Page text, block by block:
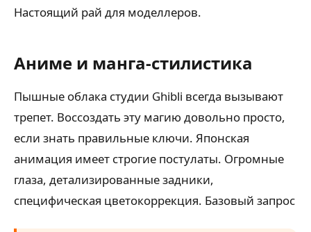
Настоящий рай для моделлеров.
Аниме и манга-стилистика
Пышные облака студии Ghibli всегда вызывают
трепет. Воссоздать эту магию довольно просто,
если знать правильные ключи. Японская
анимация имеет строгие постулаты. Огромные
глаза, детализированные задники,
специфическая цветокоррекция. Базовый запрос